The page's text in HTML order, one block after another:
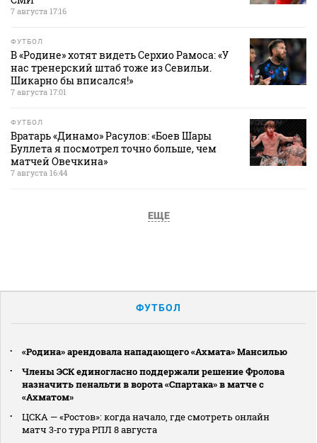
7 августа 17:16
ФУТБОЛ
В «Родине» хотят видеть Серхио Рамоса: «У
нас тренерский штаб тоже из Севильи.
Шикарно бы вписался!»
7 августа 17:01
ФУТБОЛ
Вратарь «Динамо» Расулов: «Боев Шары
Буллета я посмотрел точно больше, чем
матчей Овечкина»
7 августа 16:44
ЕЩЕ
ФУТБОЛ
«Родина» арендовала нападающего «Ахмата» Мансилью
Члены ЭСК единогласно поддержали решение Фролова
назначить пенальти в ворота «Спартака» в матче с
«Ахматом»
ЦСКА — «Ростов»: когда начало, где смотреть онлайн
матч 3‑го тура РПЛ 8 августа